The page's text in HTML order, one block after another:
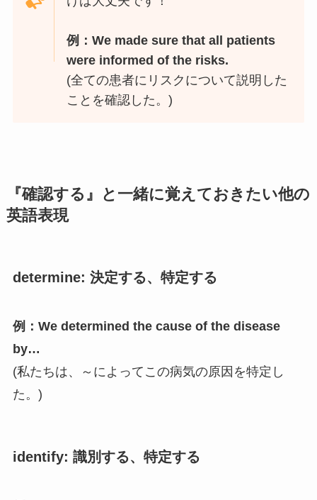
例：We made sure that all patients
were informed of the risks.
(全ての患者にリスクについて説明した
ことを確認した。)
『確認する』と一緒に覚えておきたい他の
英語表現
determine: 決定する、特定する
例：We determined the cause of the disease
by…
(私たちは、～によってこの病気の原因を特定し
た。)
identify: 識別する、特定する